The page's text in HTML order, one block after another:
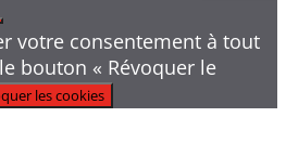
votre consentement à tout
bouton « Révoquer le
les cookies